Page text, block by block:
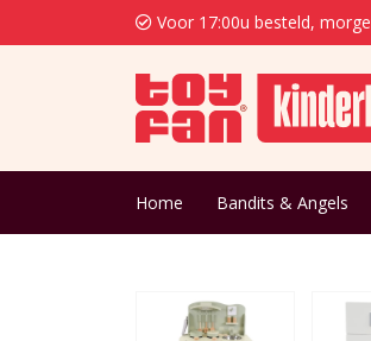
Voor 17:00u besteld,
Home Bandits & Angels